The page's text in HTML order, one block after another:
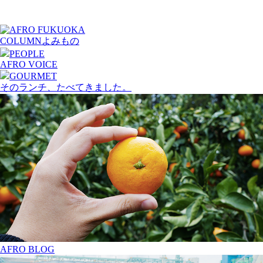
COLUMNよみもの
PEOPLE
AFRO VOICE
GOURMET
そのランチ、たべてきました。
AFRO BLOG